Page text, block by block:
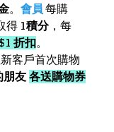
。 會員 每購
得 1積分，每
折扣。
客戶首次購物
朋友 各送購物券